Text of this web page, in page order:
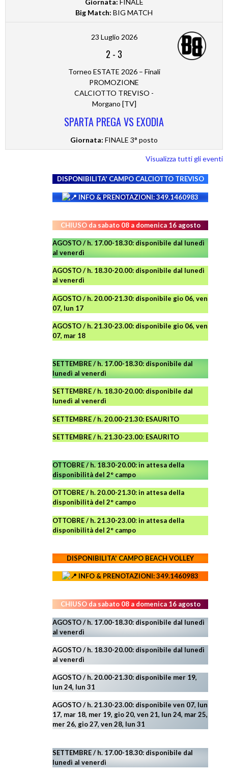
Giornata: FINALE
Big Match: BIG MATCH
23 Luglio 2026
2 - 3
Torneo ESTATE 2026 – Finali
PROMOZIONE
CALCIOTTO TREVISO -
Morgano [TV]
SPARTA PREGA VS EXODIA
Giornata: FINALE 3° posto
Visualizza tutti gli eventi
DISPONIBILITA' CAMPO CALCIOTTO TREVISO
INFO & PRENOTAZIONI: 349.1460983
CHIUSO da sabato 08 a domenica 16 agosto
AGOSTO / h. 17.00-18.30: disponibile dal lunedì
al venerdì
AGOSTO/ h. 18.30-20.00: disponibile dal lunedì
al venerdì
AGOSTO / h. 20.00-21.30: disponibile gio 06, ven
07, lun 17
AGOSTO/ h. 21.30-23.00: disponibile gio 06, ven
07, mar 18
SETTEMBRE / h. 17.00-18.30: disponibile dal
lunedì al venerdì
SETTEMBRE / h. 18.30-20.00: disponibile dal
lunedì al venerdì
SETTEMBRE / h. 20.00-21.30: ESAURITO
SETTEMBRE / h. 21.30-23.00: ESAURITO
OTTOBRE / h. 18.30-20.00:in attesa della
disponibilità del 2° campo
OTTOBRE / h. 20.00-21.30:in attesa della
disponibilità del 2° campo
OTTOBRE / h. 21.30-23.00:in attesa della
disponibilità del 2° campo
DISPONIBILITA' CAMPOBEACH VOLLEY
INFO & PRENOTAZIONI: 349.1460983
CHIUSO da sabato 08 a domenica 16 agosto
AGOSTO / h. 17.00-18.30: disponibile dal lunedì
al venerdì
AGOSTO/ h. 18.30-20.00: disponibile dal lunedì
al venerdì
AGOSTO / h. 20.00-21.30: disponibile mer 19,
lun 24, lun 31
AGOSTO/ h. 21.30-23.00: disponibile ven 07, lun
17, mar 18, mer 19, gio 20, ven 21, lun 24, mar 25,
mer 26, gio 27, ven 28, lun 31
SETTEMBRE / h. 17.00-18.30: disponibile dal
lunedì al venerdì